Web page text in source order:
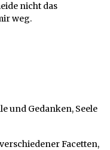
nicht das
weg.
und Gedanken, Seele
Facetten,